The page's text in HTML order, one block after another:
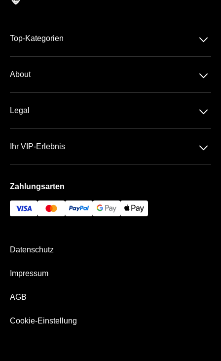
Top-Kategorien 􀆈
About 􀆈
Team
Legal 􀆈
Ihr VIP-Erlebnis 􀆈
Zahlungsarten
Datenschutz
Impressum
AGB
Cookie-Einstellung